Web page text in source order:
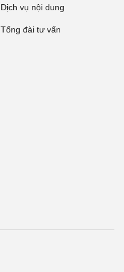
Dịch vụ nội dung
Tổng đài tư vấn